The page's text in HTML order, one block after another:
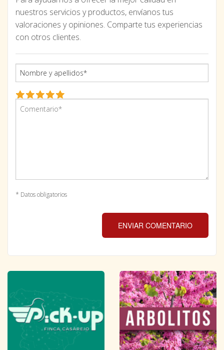
nuestros servicios y productos, envíanos tus
valoraciones y opiniones. Comparte tus experiencias
con otros clientes.
* Datos obligatorios
ENVIAR COMENTARIO